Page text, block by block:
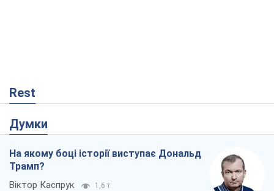
Rest
Думки
На якому боці історії виступає Дональд
Трамп?
Віктор Каспрук 1,6 т.